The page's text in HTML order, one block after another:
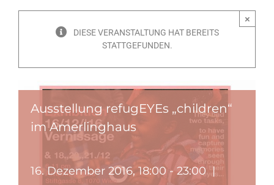
×
DIESE VERANSTALTUNG HAT BEREITS
STATTGEFUNDEN.
Ausstellung refugEYEs „children“
im Amerlinghaus
16. Dezember 2016, 18:00 -23:00 |